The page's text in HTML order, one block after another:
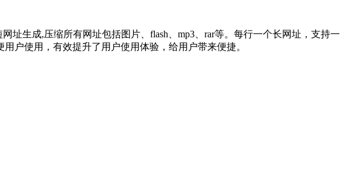
址生成,压缩所有网址包括图片、flash、mp3、rar等。每行一个长网址，支持一
户使用，有效提升了用户使用体验，给用户带来便捷。